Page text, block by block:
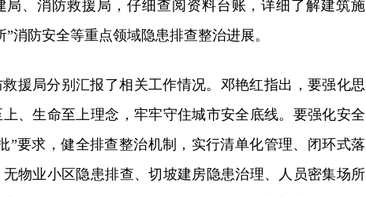
局、消防救援局，仔细查阅资料台账，详细了解建筑施
消防安全等重点领域隐患排查整治进展。
援局分别汇报了相关工作情况。邓艳红指出，要强化思
、生命至上理念，牢牢守住城市安全底线。要强化安全
”要求，健全排查整治机制，实行清单化管理、闭环式落
物业小区隐患排查、切坡建房隐患治理、人员密集场所